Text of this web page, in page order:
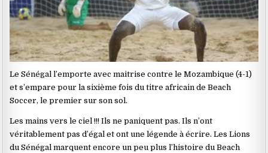
Le Sénégal l’emporte avec maitrise contre le Mozambique (4-1)
et s’empare pour la sixième fois du titre africain de Beach
Soccer, le premier sur son sol.
Les mains vers le ciel !!! Ils ne paniquent pas. Ils n’ont
véritablement pas d’égal et ont une légende à écrire. Les Lions
du Sénégal marquent encore un peu plus l’histoire du Beach